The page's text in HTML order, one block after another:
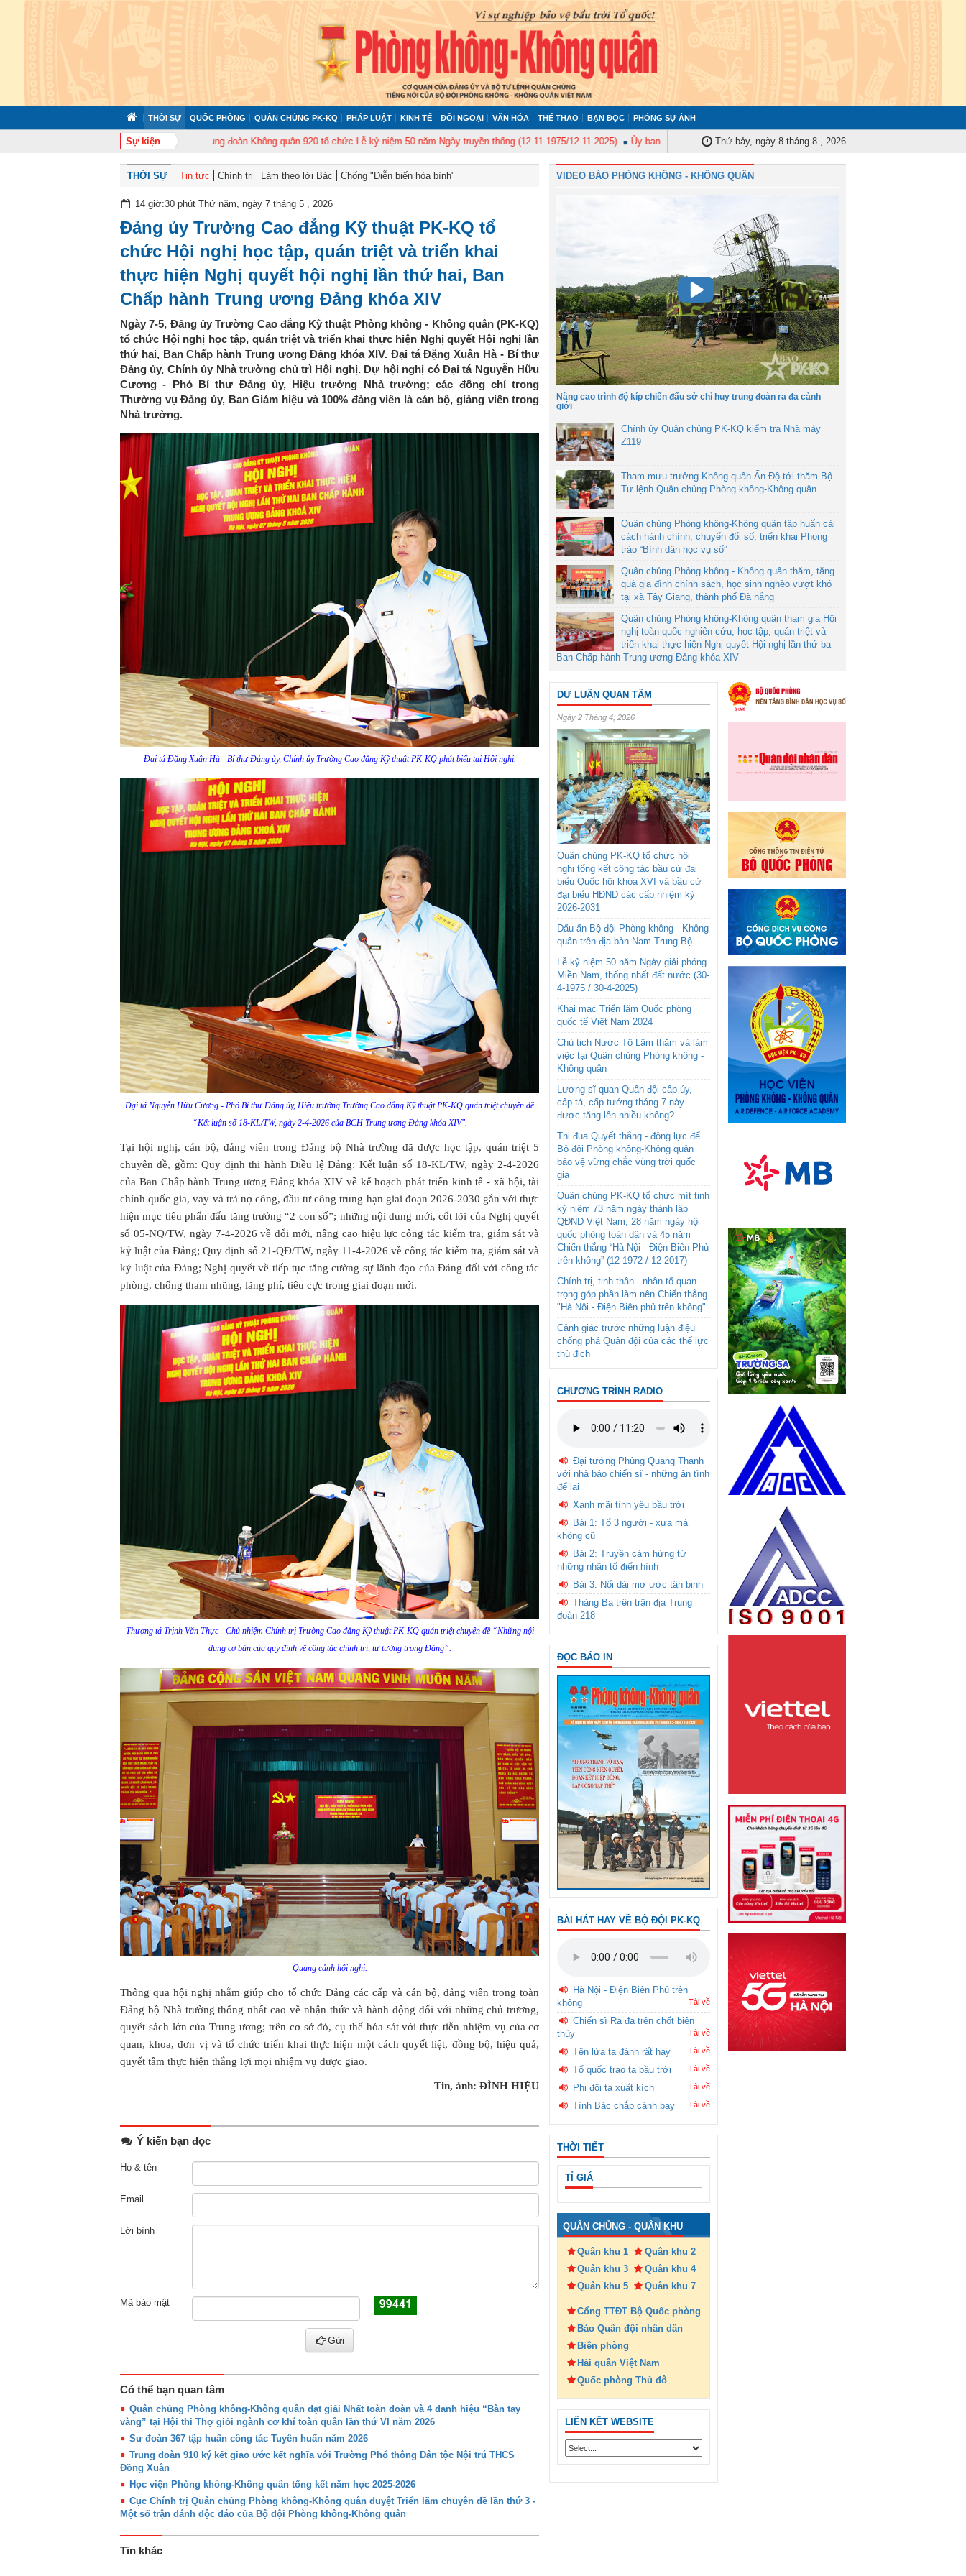
THỜI SỰ QUỐC PHÒNG QUÂN CHỦNG PK-KQ PHÁP LUẬT KINH TẾ ĐỐI NGOẠI VĂN HÓA THỂ THAO BẠN ĐỌC PHÓNG SỰ ẢNH
Sự kiện
chức tập huấn cán bộ năm 2026 Trung đoàn Không quân 920 tổ chức Lễ kỷ niệm 50 năm Ngày truyền thống (12-11-1975/12-11-2025) Ủy ban Kiểm tra Quân ủy Trung ương tập huấn nghiệp vụ công tác kiểm tra, giám sát
Thứ bảy, ngày 8 tháng 8 , 2026
THỜI SỰ Tin tức Chính trị Làm theo lời Bác Chống "Diễn biến hòa bình"
14 giờ:30 phút Thứ năm, ngày 7 tháng 5 , 2026
Đảng ủy Trường Cao đẳng Kỹ thuật PK-KQ tổ
chức Hội nghị học tập, quán triệt và triển khai
thực hiện Nghị quyết hội nghị lần thứ hai, Ban
Chấp hành Trung ương Đảng khóa XIV
Ngày 7-5, Đảng ủy Trường Cao đẳng Kỹ thuật Phòng không - Không quân (PK-KQ)
tổ chức Hội nghị học tập, quán triệt và triển khai thực hiện Nghị quyết Hội nghị lần
thứ hai, Ban Chấp hành Trung ương Đảng khóa XIV. Đại tá Đặng Xuân Hà - Bí thư
Đảng ủy, Chính ủy Nhà trường chủ trì Hội nghị. Dự hội nghị có Đại tá Nguyễn Hữu
Cương - Phó Bí thư Đảng ủy, Hiệu trưởng Nhà trường; các đồng chí trong
Thường vụ Đảng ủy, Ban Giám hiệu và 100% đảng viên là cán bộ, giảng viên trong
Nhà trường.
Đại tá Đặng Xuân Hà - Bí thư Đảng ủy, Chính ủy Trường Cao đẳng Kỹ thuật PK-KQ phát biểu tại Hội nghị.
Đại tá Nguyễn Hữu Cương - Phó Bí thư Đảng ủy, Hiệu trưởng Trường Cao đẳng Kỹ thuật PK-KQ quán triệt chuyên đề
“Kết luận số 18-KL/TW, ngày 2-4-2026 của BCH Trung ương Đảng khóa XIV".
Tại hội nghị, cán bộ, đảng viên trong Đảng bộ Nhà trường đã được học tập, quán triệt 5
chuyên đề, gồm: Quy định thi hành Điều lệ Đảng; Kết luận số 18-KL/TW, ngày 2-4-2026
của Ban Chấp hành Trung ương Đảng khóa XIV về kế hoạch phát triển kinh tế - xã hội, tài
chính quốc gia, vay và trả nợ công, đầu tư công trung hạn giai đoạn 2026-2030 gắn với thực
hiện mục tiêu phấn đấu tăng trưởng “2 con số”; những nội dung mới, cốt lõi của Nghị quyết
số 05-NQ/TW, ngày 7-4-2026 về đổi mới, nâng cao hiệu lực công tác kiểm tra, giám sát và
kỷ luật của Đảng; Quy định số 21-QĐ/TW, ngày 11-4-2026 về công tác kiểm tra, giám sát và
kỷ luật của Đảng; Nghị quyết về tiếp tục tăng cường sự lãnh đạo của Đảng đối với công tác
phòng, chống tham nhũng, lãng phí, tiêu cực trong giai đoạn mới.
Thượng tá Trịnh Văn Thực - Chủ nhiệm Chính trị Trường Cao đẳng Kỹ thuật PK-KQ quán triệt chuyên đề “Những nội
dung cơ bản của quy định về công tác chính trị, tư tưởng trong Đảng”.
Quang cảnh hội nghị.
Thông qua hội nghị nhằm giúp cho tổ chức Đảng các cấp và cán bộ, đảng viên trong toàn
Đảng bộ Nhà trường thống nhất cao về nhận thức và hành động đối với những chủ trương,
quyết sách lớn của Trung ương; trên cơ sở đó, cụ thể hóa sát với thực tiễn nhiệm vụ của cơ
quan, khoa, đơn vị và tổ chức triển khai thực hiện một cách quyết liệt, đồng bộ, hiệu quả,
quyết tâm thực hiện thắng lợi mọi nhiệm vụ được giao.
Tin, ảnh: ĐÌNH HIỆU
Ý kiến bạn đọc
Họ & tên
Email
Lời bình
Mã bảo mật
Gửi
Có thể bạn quan tâm
Quân chủng Phòng không-Không quân đạt giải Nhất toàn đoàn và 4 danh hiệu “Bàn tay
vàng” tại Hội thi Thợ giỏi ngành cơ khí toàn quân lần thứ VI năm 2026
Sư đoàn 367 tập huấn công tác Tuyên huấn năm 2026
Trung đoàn 910 ký kết giao ước kết nghĩa với Trường Phổ thông Dân tộc Nội trú THCS
Đồng Xuân
Học viện Phòng không-Không quân tổng kết năm học 2025-2026
Cục Chính trị Quân chủng Phòng không-Không quân duyệt Triển lãm chuyên đề lần thứ 3 -
Một số trận đánh độc đáo của Bộ đội Phòng không-Không quân
Tin khác
VIDEO BÁO PHÒNG KHÔNG - KHÔNG QUÂN
Nâng cao trình độ kíp chiến đấu sở chỉ huy trung đoàn ra đa cảnh
giới
Chính ủy Quân chủng PK-KQ kiểm tra Nhà máy
Z119
Tham mưu trưởng Không quân Ấn Độ tới thăm Bộ
Tư lệnh Quân chủng Phòng không-Không quân
Quân chủng Phòng không-Không quân tập huấn cải
cách hành chính, chuyển đổi số, triển khai Phong
trào “Bình dân học vụ số”
Quân chủng Phòng không - Không quân thăm, tặng
quà gia đình chính sách, học sinh nghèo vượt khó
tại xã Tây Giang, thành phố Đà nẵng
Quân chủng Phòng không-Không quân tham gia Hội
nghị toàn quốc nghiên cứu, học tập, quán triệt và
triển khai thực hiện Nghị quyết Hội nghị lần thứ ba
Ban Chấp hành Trung ương Đảng khóa XIV
DƯ LUẬN QUAN TÂM
Ngày 2 Tháng 4, 2026
Quân chủng PK-KQ tổ chức hội
nghị tổng kết công tác bầu cử đại
biểu Quốc hội khóa XVI và bầu cử
đại biểu HĐND các cấp nhiệm kỳ
2026-2031
Dấu ấn Bộ đội Phòng không - Không
quân trên địa bàn Nam Trung Bộ
Lễ kỷ niệm 50 năm Ngày giải phóng
Miền Nam, thống nhất đất nước (30-
4-1975 / 30-4-2025)
Khai mạc Triển lãm Quốc phòng
quốc tế Việt Nam 2024
Chủ tịch Nước Tô Lâm thăm và làm
việc tại Quân chủng Phòng không -
Không quân
Lương sĩ quan Quân đội cấp úy,
cấp tá, cấp tướng tháng 7 này
được tăng lên nhiều không?
Thi đua Quyết thắng - động lực để
Bộ đội Phòng không-Không quân
bảo vệ vững chắc vùng trời quốc
gia
Quân chủng PK-KQ tổ chức mít tinh
kỷ niệm 73 năm ngày thành lập
QĐND Việt Nam, 28 năm ngày hội
quốc phòng toàn dân và 45 năm
Chiến thắng “Hà Nội - Điện Biên Phủ
trên không” (12-1972 / 12-2017)
Chính trị, tinh thần - nhân tố quan
trọng góp phần làm nên Chiến thắng
"Hà Nội - Điện Biên phủ trên không"
Cảnh giác trước những luận điệu
chống phá Quân đội của các thế lực
thù địch
CHƯƠNG TRÌNH RADIO
Đại tướng Phùng Quang Thanh
với nhà báo chiến sĩ - những ân tình
để lại
Xanh mãi tình yêu bầu trời
Bài 1: Tổ 3 người - xưa mà
không cũ
Bài 2: Truyền cảm hứng từ
những nhân tố điển hình
Bài 3: Nối dài mơ ước tân binh
Tháng Ba trên trận địa Trung
đoàn 218
ĐỌC BÁO IN
BÀI HÁT HAY VỀ BỘ ĐỘI PK-KQ
Hà Nội - Điện Biên Phủ trên
không
Tải về
Chiến sĩ Ra đa trên chốt biên
thùy
Tải về
Tên lửa ta đánh rất hay Tải về
Tổ quốc trao ta bầu trời Tải về
Phi đội ta xuất kích Tải về
Tình Bác chắp cánh bay Tải về
THỜI TIẾT
TỈ GIÁ
QUÂN CHỦNG - QUÂN KHU
Quân khu 1
Quân khu 2
Quân khu 3
Quân khu 4
Quân khu 5
Quân khu 7
Cổng TTĐT Bộ Quốc phòng
Báo Quân đội nhân dân
Biên phòng
Hải quân Việt Nam
Quốc phòng Thủ đô
LIÊN KẾT WEBSITE